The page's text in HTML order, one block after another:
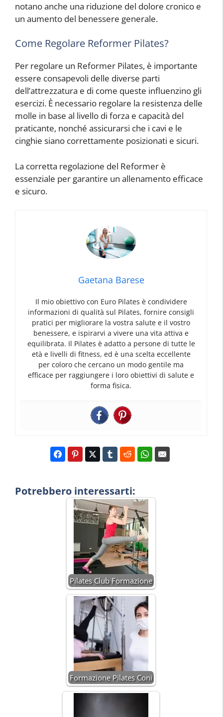
notano anche una riduzione del dolore cronico e
un aumento del benessere generale.
Come Regolare Reformer Pilates?
Per regolare un Reformer Pilates, è importante
essere consapevoli delle diverse parti
dell’attrezzatura e di come queste influenzino gli
esercizi. È necessario regolare la resistenza delle
molle in base al livello di forza e capacità del
praticante, nonché assicurarsi che i cavi e le
cinghie siano correttamente posizionati e sicuri.
La corretta regolazione del Reformer è
essenziale per garantire un allenamento efficace
e sicuro.
Gaetana Barese
Il mio obiettivo con Euro Pilates è condividere
informazioni di qualità sul Pilates, fornire consigli
pratici per migliorare la vostra salute e il vostro
benessere, e ispirarvi a vivere una vita attiva e
equilibrata. Il Pilates è adatto a persone di tutte le
età e livelli di fitness, ed è una scelta eccellente
per coloro che cercano un modo gentile ma
efficace per raggiungere i loro obiettivi di salute e
forma fisica.
Potrebbero interessarti:
Pilates Club Formazione
Formazione Pilates Coni